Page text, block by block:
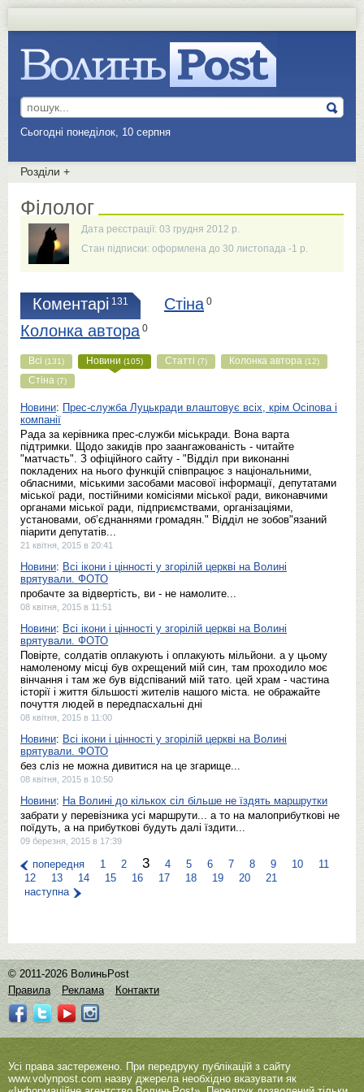
Сьогодні понеділок, 10 серпня
Розділи +
Філолог
Дата реєстрації: 03 грудня 2012 р.
Стан підписки: оформлена до 30 листопада -1 р.
Коментарі 131 Стіна 0
Колонка автора 0
Всі (131) Новини (105) Статті (7) Колонка автора (12)
Стіна (7)
Новини: Прес-служба Луцькради влаштовує всіх, крім Осіпова і
компанії
Рада за керівника прес-служби міськради. Вона варта
підтримки. Щодо закидів про заангажованість - читайте
"матчасть". З офіційного сайту - "Відділ при виконанні
покладених на нього функцій співпрацює з національними,
обласними, міськими засобами масової інформації, депутатами
міської ради, постійними комісіями міської ради, виконавчими
органами міської ради, підприємствами, організаціями,
установами, об’єднаннями громадян." Відділ не зобов"язаний
піарити депутатів...
21 квітня, 2015 в 20:41
Новини: Всі ікони і цінності у згорілій церкві на Волині
врятували. ФОТО
пробачте за відвертість, ви - не намолите...
08 квітня, 2015 в 11:51
Новини: Всі ікони і цінності у згорілій церкві на Волині
врятували. ФОТО
Повірте, солдатів оплакують і оплакують мільйони. а у цьому
намоленому місці був охрещений мій син, там проходило моє
вінчання і там же був відспіваний мій тато. цей храм - частина
історії і життя більшості жителів нашого міста. не ображайте
почуття людей в передпасхальні дні
08 квітня, 2015 в 11:00
Новини: Всі ікони і цінності у згорілій церкві на Волині
врятували. ФОТО
без сліз не можна дивитися на це згарище...
08 квітня, 2015 в 10:50
Новини: На Волині до кількох сіл більше не їздять маршрутки
забрати у перевізника усі маршрути... а то на малоприбуткові не
поїдуть, а на прибуткові будуть далі їздити...
09 березня, 2015 в 17:39
попередня 1 2 3 4 5 6 7 8 9 10
11
12
13 14 15 16 17 18 19 20
21
наступна
© 2011-2026 ВолиньPost
Правила
Реклама Контакти
Усі права застережено. При передруку публікацій з сайту
www.volynpost.com назву джерела необхідно вказувати як